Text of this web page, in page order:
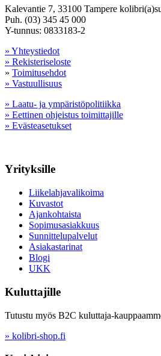
Kalevantie 7, 33100 Tampere
Puh. (03) 345 45 000
Y-tunnus: 0833183-2
» Yhteystiedot
» Rekisteriseloste
» Toimitusehdot
» Vastuullisuus
» Laatu- ja ympäristöpolitiikka
» Eettinen ohjeistus toimittajille
» Evästeasetukset
Yrityksille
Liikelahjavalikoima
Kuvastot
Ajankohtaista
Sopimusasiakkuus
Sunnittelupalvelut
Asiakastarinat
Blogi
UKK
Kuluttajille
Tutustu myös B2C kuluttaja-
» kolibri-shop.fi